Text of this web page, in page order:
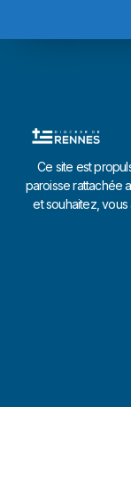
Ce site est
paroisse rattachée
et souhaitez, vous